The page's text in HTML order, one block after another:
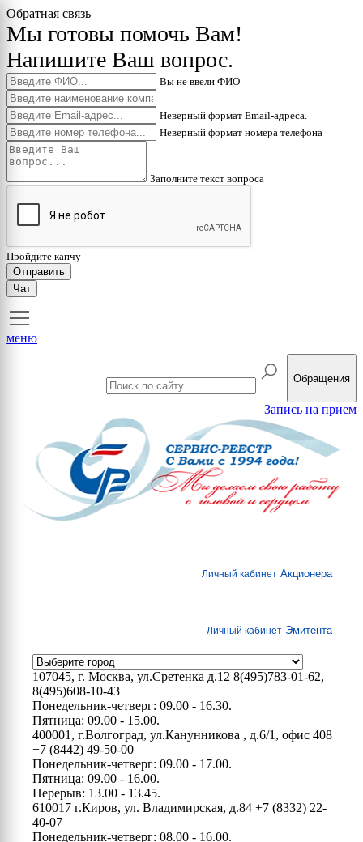
Обратная связь
Мы готовы помочь Вам!
Напишите Ваш вопрос.
Вы не ввели ФИО
Неверный формат Email-адреса.
Неверный формат номера телефона
Заполните текст вопроса
Пройдите капчу
Отправить
Чат
меню
Обращения
Запись на прием
Личный кабинет Акционера
Личный кабинет Эмитента
107045, г. Москва, ул.Сретенка д.12 8(495)783-01-62,
8(495)608-10-43
Понедельник-четверг: 09.00 - 16.30.
Пятница: 09.00 - 15.00.
400001, г.Волгоград, ул.Канунникова , д.6/1, офис 408
+7 (8442) 49-50-00
Понедельник-четверг: 09.00 - 17.00.
Пятница: 09.00 - 16.00.
Перерыв: 13.00 - 13.45.
610017 г.Киров, ул. Владимирская, д.84 +7 (8332) 22-
40-07
Понедельник-четверг: 08.00 - 16.00.